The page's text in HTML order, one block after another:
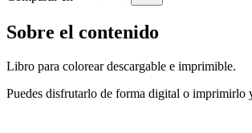
Sobre el contenido
Libro para colorear descargable e imprimible.
Puedes disfrutarlo de forma digital o imprimirlo